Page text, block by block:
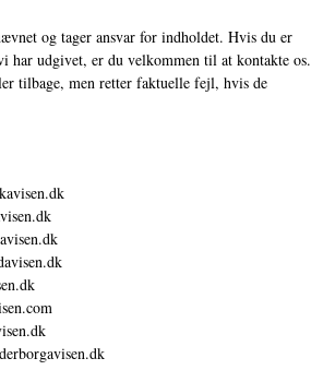
og tager ansvar for indholdet. Hvis du er
har udgivet, er du velkommen til at kontakte os.
tilbage, men retter faktuelle fejl, hvis de